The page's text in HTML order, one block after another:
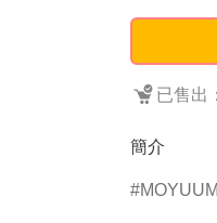
已售出
簡介
MOYUUM